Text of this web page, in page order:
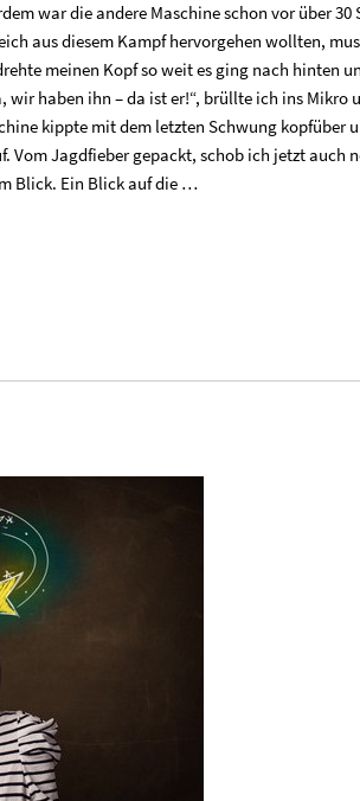
war die andere Maschine schon vor über 30
aus diesem Kampf hervorgehen wollten,
meinen Kopf so weit es ging nach hinten
wir haben ihn – da ist er!“, brüllte ich ins Mikro
kippte mit dem letzten Schwung kopfüber
Jagdfieber gepackt, schob ich jetzt auch
Blick. Ein Blick auf die …